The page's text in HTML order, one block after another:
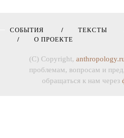
СОБЫТИЯ ТЕКСТЫ
О ПРОЕКТЕ
(C) Copyright,
проблемам, вопросам и
обращаться к нам через